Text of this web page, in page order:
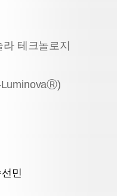
테크놀로지
민